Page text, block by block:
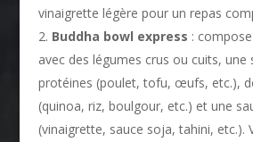
vinaigrette légère pour un repas
Buddha bowl express :
avec des légumes crus ou cuits, une
protéines (poulet, tofu, œufs, etc.),
(quinoa, riz, boulgour, etc.) et une
(vinaigrette, sauce soja, tahini, etc.).